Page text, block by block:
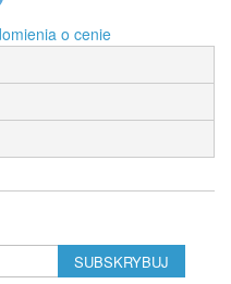
o cenie
SUBSKRYBUJ